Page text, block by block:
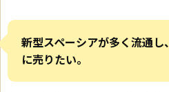
新型スペーシアが多く流通
に売りたい。